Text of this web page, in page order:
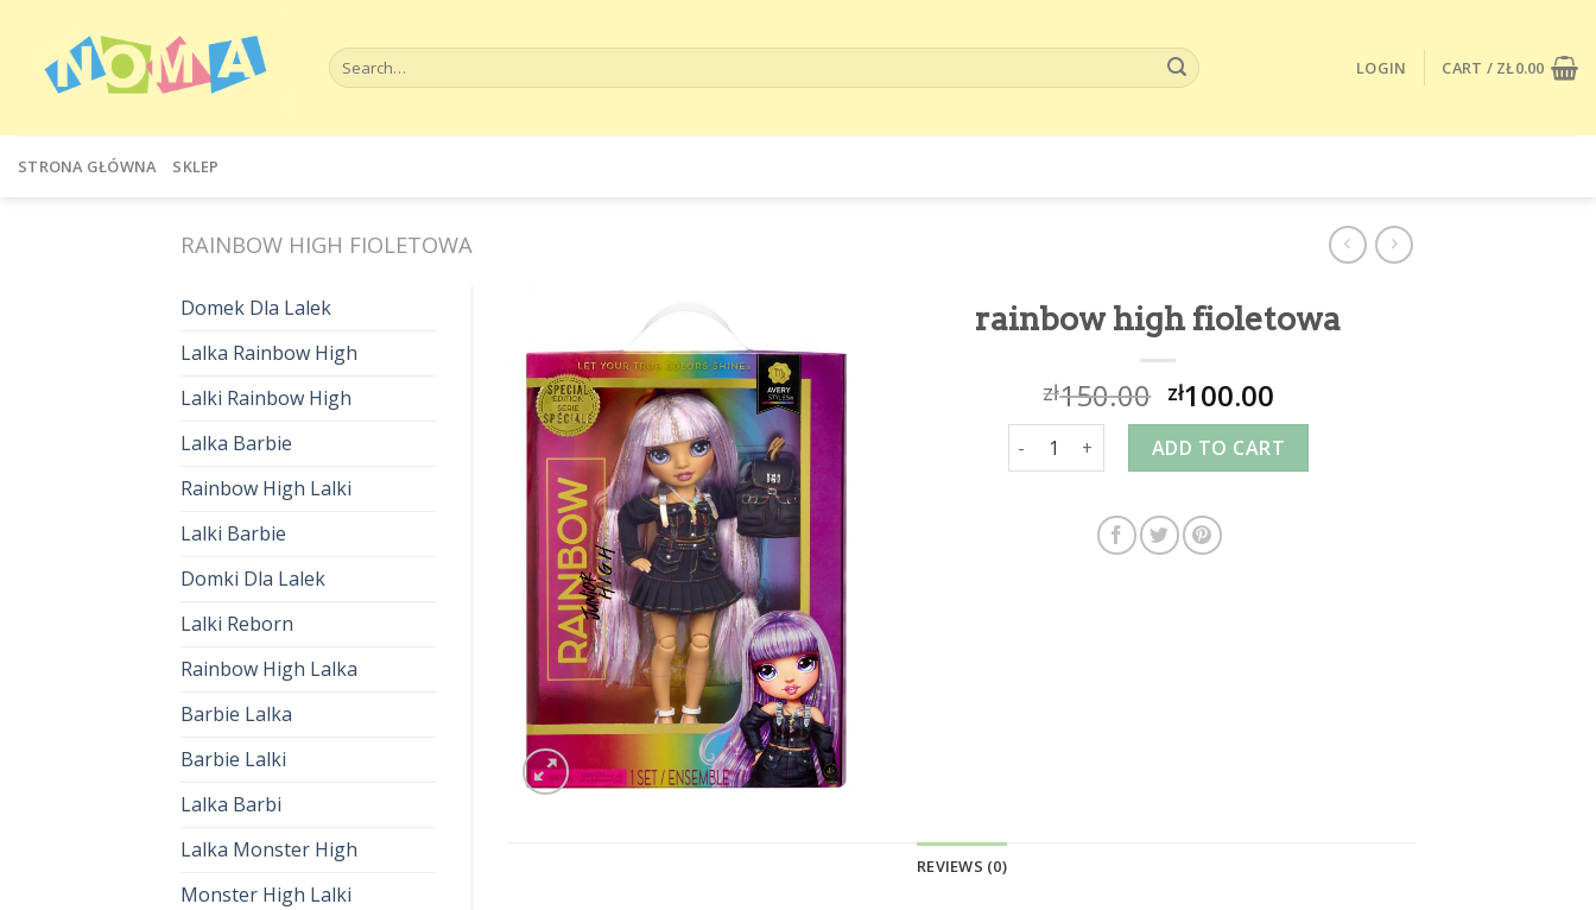
content
Search
for:
LOGIN CART / ZŁ0.00
STRONA GŁÓWNA SKLEP
RAINBOW HIGH FIOLETOWA
Domek Dla Lalek
Lalka Rainbow High
Lalki Rainbow High
Lalka Barbie
Rainbow High Lalki
Lalki Barbie
Domki Dla Lalek
Lalki Reborn
Rainbow High Lalka
Barbie Lalka
Barbie Lalki
Lalka Barbi
Lalka Monster High
Monster High Lalki
rainbow high fioletowa
zł150.00 zł100.00
rainbow high fioletowa quantity
ADD TO CART
REVIEWS (0)